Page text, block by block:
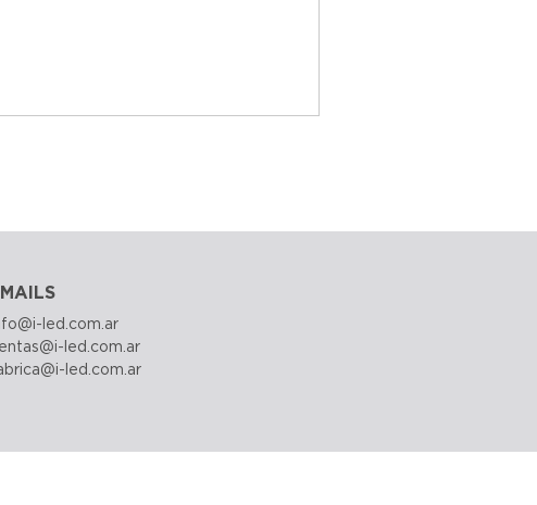
led.com.ar
led.com.ar
led.com.ar